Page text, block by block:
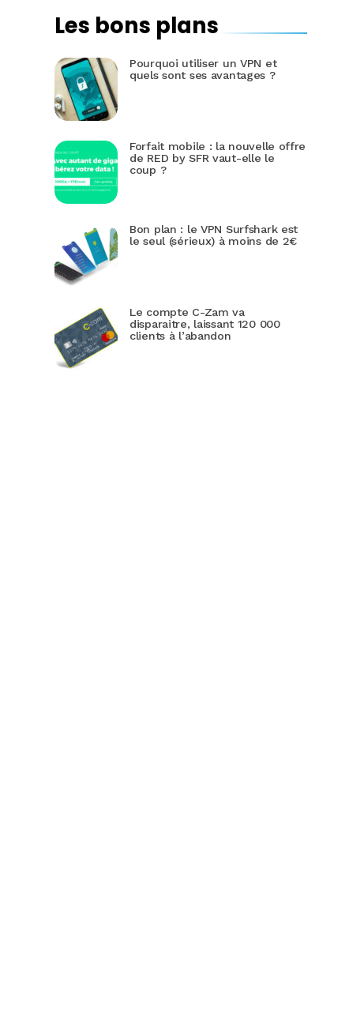
Les bons plans
Pourquoi utiliser un VPN et
quels sont ses avantages ?
Forfait mobile : la nouvelle offre
de RED by SFR vaut-elle le
coup ?
Bon plan : le VPN Surfshark est
le seul (sérieux) à moins de 2€
Le compte C-Zam va
disparaitre, laissant 120 000
clients à l’abandon